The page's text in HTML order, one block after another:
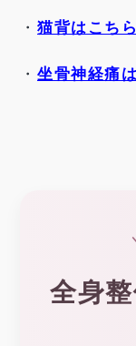
・ 猫背はこちら
・ 坐骨神経痛
全身